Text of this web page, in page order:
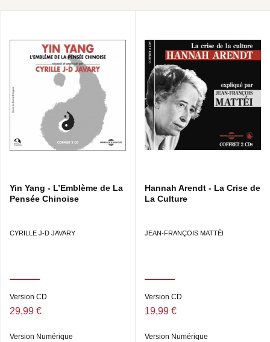
Yin Yang - L’Emblème de La
Pensée Chinoise
CYRILLE J-D JAVARY
Version CD
29,99 €
Version Numérique
Hannah Arendt - La Crise de
La Culture
JEAN-FRANÇOIS MATTÉI
Version CD
19,99 €
Version Numérique